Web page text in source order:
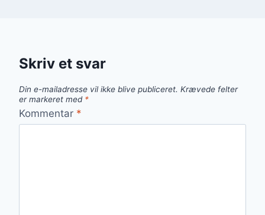
Skriv et svar
Din e-mailadresse vil ikke blive publiceret. Krævede felter
er markeret med *
Kommentar *